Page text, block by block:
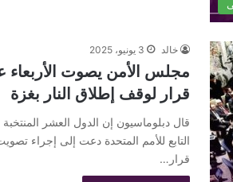
خالد 3 يونيو، 2025
مجلس الأمن يصوت
قرار لوقف إطلاق النار بغزة
قال دبلوماسيون إن الدول العشر
التابع للأمم المتحدة دعت إلى إجراء
قرار…